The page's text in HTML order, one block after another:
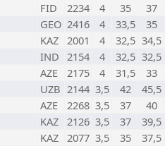
FID 2234 4 35 37
GEO 2416 4 33,5 35
KAZ 2001 4 32,5 34,5
IND 2154 4 32,5 32,5
AZE 2175 4 31,5 33
UZB 2144 3,5 42 45,5
AZE 2268 3,5 37 40
KAZ 2126 3,5 37 39,5
KAZ 2077 3,5 35 37,5